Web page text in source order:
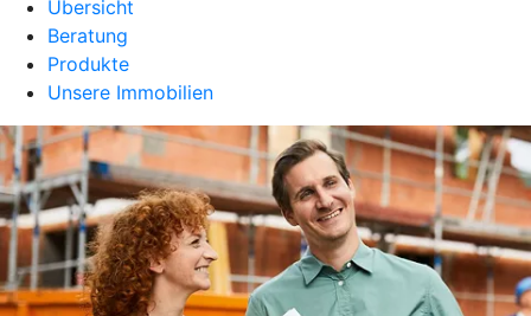
Übersicht
Beratung
Produkte
Unsere Immobilien